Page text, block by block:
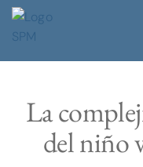
La
del niño